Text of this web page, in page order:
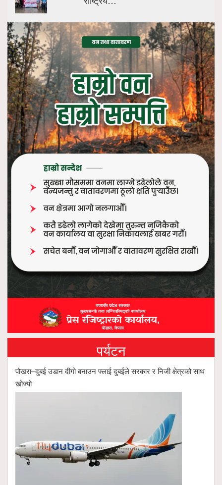
पर्यटन
पोखरा–दुबई उडान दीगो बनाउन फ्लाई दुबईले सरकार र निजी क्षेत्रको साथ
खोज्यो